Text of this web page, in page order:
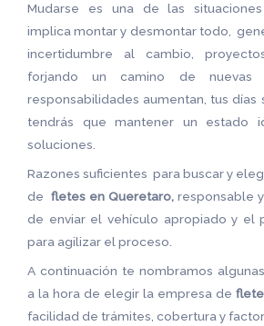
Mudarse es una de las
implica montar y desmontar todo,
incertidumbre al cambio,
forjando un camino de nuevas
responsabilidades aumentan, tus
tendrás que mantener un estado
soluciones.
Razones suficientes para buscar y
de fletes en Queretaro, responsable
de enviar el vehículo apropiado y el
para agilizar el proceso.
A continuación te nombramos
a la hora de elegir la empresa de
facilidad de trámites, cobertura y